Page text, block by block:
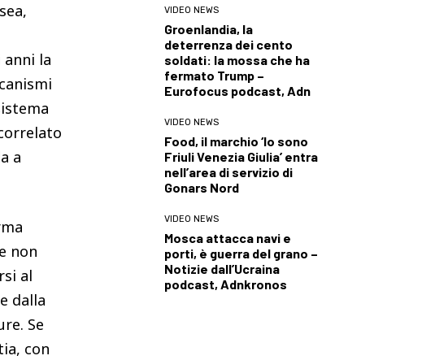
la
a
non
al
dalla
Se
con
VIDEO NEWS
Groenlandia, la
deterrenza dei cento
soldati: la mossa che ha
fermato Trump –
Eurofocus podcast, Adn
VIDEO NEWS
Food, il marchio ‘Io sono
Friuli Venezia Giulia’ entra
nell’area di servizio di
Gonars Nord
VIDEO NEWS
Mosca attacca navi e
porti, è guerra del grano –
Notizie dall’Ucraina
podcast, Adnkronos